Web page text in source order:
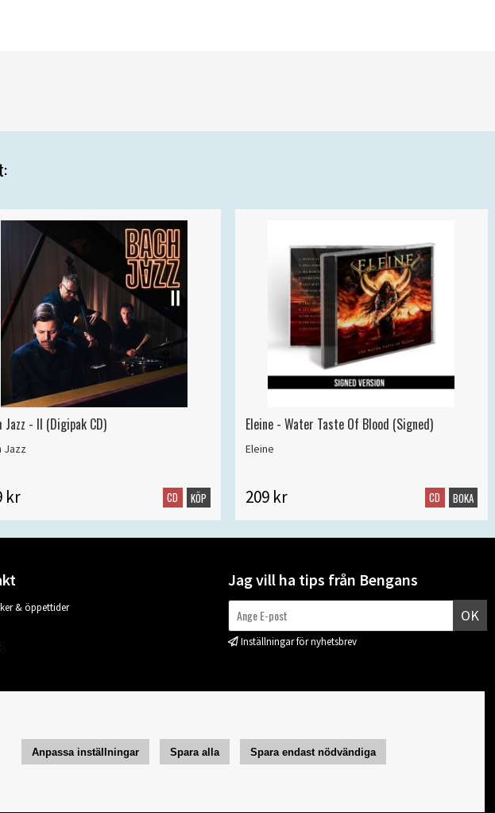
Jazz - II (Digipak CD)
Jazz
kr CD KÖP
Eleine - Water Taste Of Blood (Signed)
Eleine
209 kr CD BOKA
& öppettider
Jag vill ha tips från Bengans
OK
Inställningar för nyhetsbrev
Anpassa inställningar Spara alla Spara endast nödvändiga